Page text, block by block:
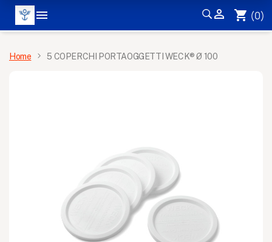
  shopping_cart (0)
MENÙ
Home 5 COPERCHI PORTAOGGETTI WECK® Ø 100